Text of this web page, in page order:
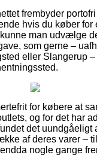
frembyder
hvis du køber for
man udvælge
som gerne –
eller Slangerup
for købere at
og for det har
det
af deres varer –
nogle gange